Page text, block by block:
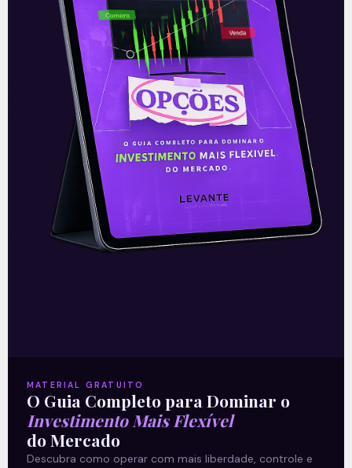
A reunião do Comitê de Política Monetária
(Copom) encerrada na quarta-feira (5)
confirmou as expectativas quase
unânimes dos investidores e reduziu a taxa
Selic em
READ MORE »
06/08/2026 Nenhum comentário
Multiplan (MULT3) combina
03/08/2026 Nenhum comentário
MATERIAL GRATUITO
O Guia Completo para Dominar o
Investimento Mais Flexível
do Mercado
Descubra como operar com mais liberdade, controle e